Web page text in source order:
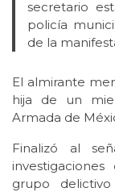
secretario
policía
de la
El almirante
hija de un
Armada de
Finalizó al
grupo